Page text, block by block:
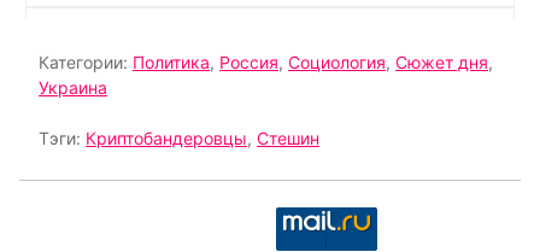
Категории: Политика, Россия, Социология, Сюжет дня,
Украина
Тэги: Криптобандеровцы, Стешин